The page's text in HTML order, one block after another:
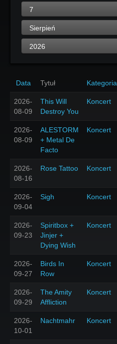
7
Sierpień
2026
Data Tytuł Kategoria
2026-
08-09
This Will
Destroy You
Koncert
2026-
08-09
ALESTORM
+ Metal De
Facto
Koncert
2026-
08-16
Rose Tattoo Koncert
2026-
09-04
Sigh Koncert
2026-
09-23
Spiritbox +
Jinjer +
Dying Wish
Koncert
2026-
09-27
Birds In
Row
Koncert
2026-
09-29
The Amity
Affliction
Koncert
2026-
10-01
Nachtmahr Koncert